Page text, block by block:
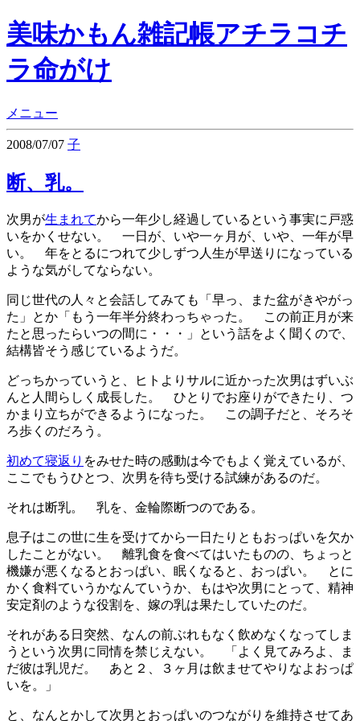
美味かもん雑記帳アチラコチ
ラ命がけ
メニュー
2008/07/07 子
断、乳。
次男が生まれてから一年少し経過しているという事実に戸惑
いをかくせない。 一日が、いや一ヶ月が、いや、一年が早
い。 年をとるにつれて少しずつ人生が早送りになっている
ような気がしてならない。
同じ世代の人々と会話してみても「早っ、また盆がきやがっ
た」とか「もう一年半分終わっちゃった。 この前正月が来
たと思ったらいつの間に・・・」という話をよく聞くので、
結構皆そう感じているようだ。
どっちかっていうと、ヒトよりサルに近かった次男はずいぶ
んと人間らしく成長した。 ひとりでお座りができたり、つ
かまり立ちができるようになった。 この調子だと、そろそ
ろ歩くのだろう。
初めて寝返り をみせた時の感動は今でもよく覚えているが、
ここでもうひとつ、次男を待ち受ける試練があるのだ。
それは断乳。 乳を、金輪際断つのである。
息子はこの世に生を受けてから一日たりともおっぱいを欠か
したことがない。 離乳食を食べてはいたものの、ちょっと
機嫌が悪くなるとおっぱい、眠くなると、おっぱい。 とに
かく食料ていうかなんていうか、もはや次男にとって、精神
安定剤のような役割を、嫁の乳は果たしていたのだ。
それがある日突然、なんの前ぶれもなく飲めなくなってしま
うという次男に同情を禁じえない。 「よく見てみろよ、ま
だ彼は乳児だ。 あと２、３ヶ月は飲ませてやりなよおっぱ
いを。」
と、なんとかして次男とおっぱいのつながりを維持させてあ